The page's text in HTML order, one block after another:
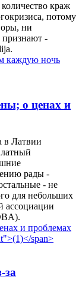
краж
потому
ни
признают -
о ценах и
в Латвии
рады -
- не
для небольших
ассоциации
за